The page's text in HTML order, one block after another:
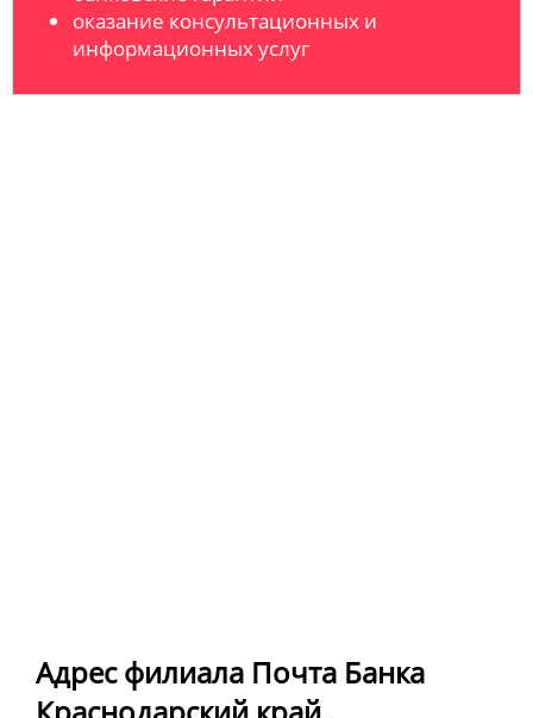
оказание консультационных и
информационных услуг
Адрес филиала Почта Банка